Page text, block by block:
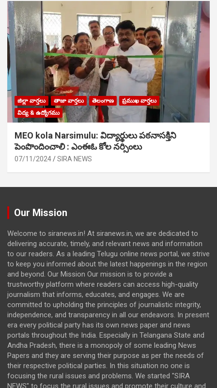
జిల్లా వార్తలు తాజా వార్తలు తెలంగాణ
ప్రముఖ వార్తలు
విద్య & ఉద్యోగము
MEO kola Narsimulu: విద్యార్థులు పఠ‌నాసక్తిని
పెంపొందించాలి : ఎంఈఓ కోల నర్సింలు
07/11/2024 SIRA NEWS
Our Mission
Welcome to siranews.in! At siranews.in, we are dedicated to
delivering accurate, timely, and relevant news and information
to our readers. As a leading Telugu online news portal, we strive
to keep you informed about the latest happenings in the region
and beyond. Our Mission Our mission is to provide a
trustworthy platform where readers can access high-quality
journalism that informs, educates, and engages. We are
committed to upholding the principles of journalistic integrity,
independence, and transparency in all our endeavors. In present
era every political party has its own news paper and news
portals throughout the India. Especially in Telangana State and
Andha Pradesh, there is a monopoly of some leading News
Papers and they are serving their purpose as per the needs of
their respective political parties. In this situation no one is
focusing the rural issues and problems. We started "SIRA
NEWS" to focus the rural issues and promote their culture and